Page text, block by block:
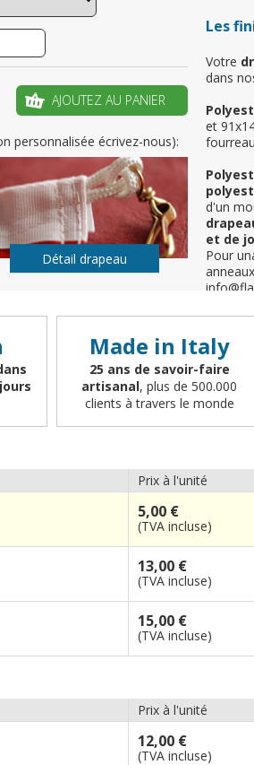
première
CRÉER UN NOUVEAU
Les
Votre
dans
et
d'un
et de
Pour
AJOUTEZ AU PANIER
personnalisée écrivez-nous):
Détail drapeau
Made in Italy
25 ans de savoir-faire
artisanal, plus de 500.000
clients à travers le monde
Prix à l'unité
5,00 €
(TVA incluse)
13,00 €
(TVA incluse)
15,00 €
(TVA incluse)
Prix à l'unité
12,00 €
(TVA incluse)